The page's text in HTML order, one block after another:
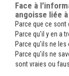
Face à
angoisse liée
Parce que ce sont
Parce qu'il y en a
Parce qu'ils ne les
Parce qu'ils ne
sont vraies ou